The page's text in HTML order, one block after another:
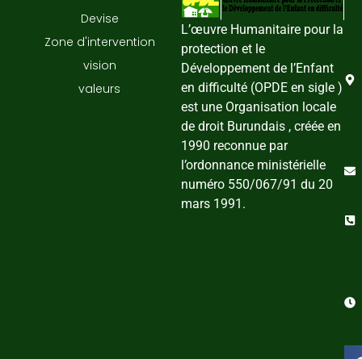
L’œuvre Humanitaire pour la
protection et le
Développement de l’Enfant
en difficulté (OPDE en sigle )
est une Organisation locale
de droit Burundais , créée en
1990 reconnue par
l’ordonnance ministérielle
numéro 550/067/91 du 20
mars 1991.
Devise
Zone d'intervention
vision
valeurs